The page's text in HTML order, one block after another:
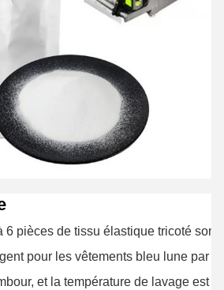
6 pièces de tissu élastique tricoté sont
pour les vêtements bleu lune par
et la température de lavage est